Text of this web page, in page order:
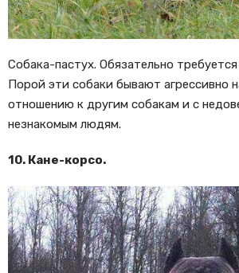
Собака-пастух. Обязательно
Порой эти собаки бывают агрессивно
отношению к другим собакам и с
незнакомым людям.
10. Кане-корсо.